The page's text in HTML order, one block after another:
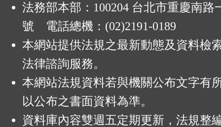
法務部本部：100204 台北市重慶南路
號 電話總機：(02)2191-0189
本網站提供法規之最新動態及資料檢
法律諮詢服務。
本網站法規資料若與機關公布文字有
以公布之書面資料為準。
資料庫內容雙週五定期更新，法規整